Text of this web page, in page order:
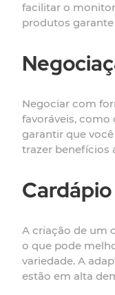
facilitar o
produtos
Negociar com
favoráveis,
garantir que
trazer benefícios
A criação de um
o que pode
variedade. A
estão em alta